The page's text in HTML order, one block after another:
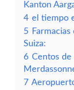
Kanton
4 el tiempo
5
Suiza:
6 Centos de
7